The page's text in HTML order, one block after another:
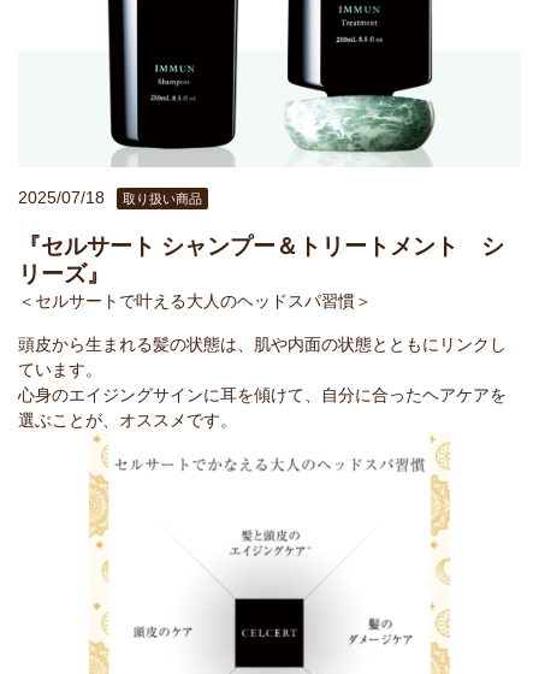
2025/07/18 取り扱い商品
『セルサート シャンプー＆トリートメント シ
リーズ』
＜セルサートで叶える大人のヘッドスパ習慣＞
頭皮から生まれる髪の状態は、肌や内面の状態とともにリンクし
ています。
心身のエイジングサインに耳を傾けて、自分に合ったヘアケアを
選ぶことが、オススメです。